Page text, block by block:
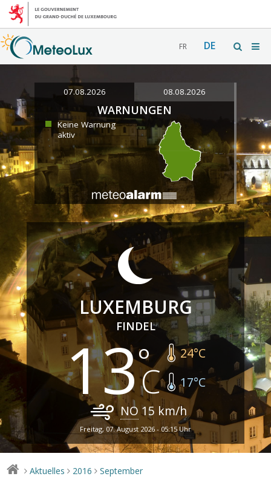
FR DE
07.08.2026 08.08.2026
WARNUNGEN
Keine Warnung
aktiv
LUXEMBURG
FINDEL
13 24°C
17°C
NO 15 km/h
Freitag, 07. August 2026 - 05:15 Uhr
> Aktuelles > 2016 > September